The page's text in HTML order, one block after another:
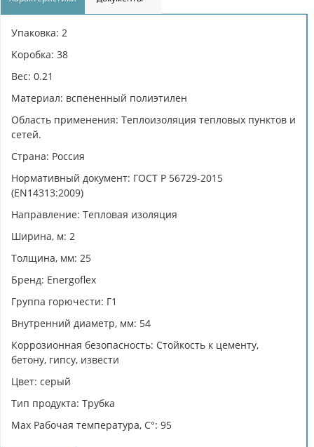
Упаковка: 2
Коробка: 38
Вес: 0.21
Материал: вспененный полиэтилен
Область применения: Теплоизоляция тепловых пунктов и
сетей.
Страна: Россия
Нормативный документ: ГОСТ Р 56729-2015
(EN14313:2009)
Направление: Тепловая изоляция
Ширина, м: 2
Толщина, мм: 25
Бренд: Energoflex
Группа горючести: Г1
Внутренний диаметр, мм: 54
Коррозионная безопасность: Cтойкость к цементу,
бетону, гипсу, извести
Цвет: серый
Тип продукта: Трубка
Max Рабочая температура, C°: 95